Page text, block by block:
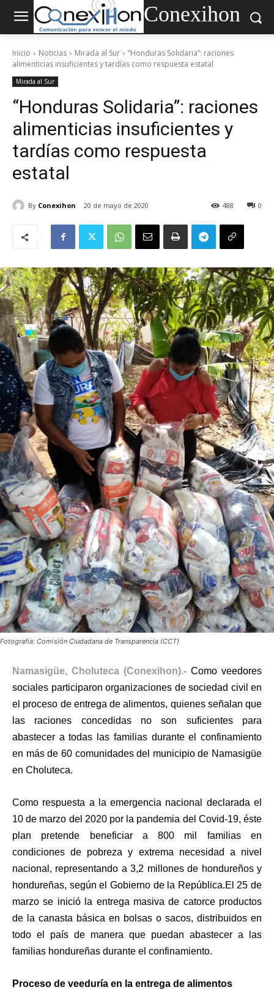
Conexihon
Inicio Noticias Mirada al Sur
“Honduras Solidaria”: raciones
alimenticias insuficientes y tardías como respuesta estatal
Mirada al Sur
“Honduras Solidaria”: raciones
alimenticias insuficientes y
tardías como respuesta
estatal
By Conexihon 20 de mayo de 2020 0
488
Fotografía: Comisión Ciudadana de Transparencia (CCT)
Namasigüe, Choluteca (Conexihon).- Como veedores
sociales participaron organizaciones de sociedad civil en
el proceso de entrega de alimentos, quienes señalan que
las raciones concedidas no son suficientes para
abastecer a todas las familias durante el confinamiento
en más de 60 comunidades del municipio de Namasigüe
en Choluteca.
Como respuesta a la emergencia nacional declarada el
10 de marzo del 2020 por la pandemia del Covid-19, éste
plan pretende beneficiar a 800 mil familias en
condiciones de pobreza y extrema necesidad a nivel
nacional, representando a 3,2 millones de hondureños y
hondureñas, según el Gobierno de la República.El 25 de
marzo se inició la entrega masiva de catorce productos
de la canasta básica en bolsas o sacos, distribuidos en
todo el país de manera que puedan abastecer a las
familias hondureñas durante el confinamiento.
Proceso de veeduría en la entrega de alimentos